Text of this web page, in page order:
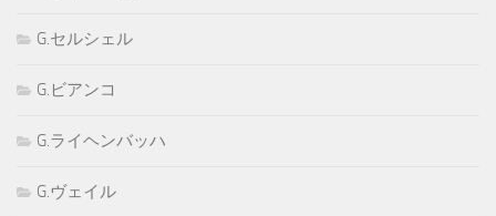
G.セルシェル
G.ビアンコ
G.ライヘンバッハ
G.ヴェイル